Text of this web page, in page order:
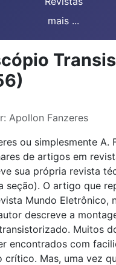
mais ...
Apollon Fanzeres
ou simplesmente A.
de artigos em
sua própria revista
seção). O artigo que
Mundo Eletrônico,
descreve a
Muitos
encontrados com
crítico. Mas, uma vez